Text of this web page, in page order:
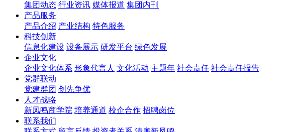
集团动态 行业资讯 媒体报道 集团内刊
产品服务
产品介绍 产业结构 特色服务
科技创新
信息化建设 设备展示 研发平台 绿色发展
企业文化
企业文化体系 形象代言人 文化活动 主题年 社会责任 社会责任报告
党群联动
党建群团 创先争优
人才战略
新凤鸣商学院 培养通道 校企合作 招聘岗位
联系我们